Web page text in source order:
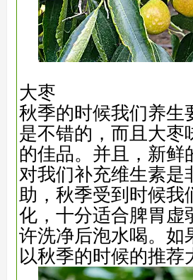
大枣
秋季的时候我们养生
是不错的，而且大枣
的佳品。并且，新鲜
对我们补充维生素是
助，秋季受到时候我
化，十分适合脾胃虚
许洗净后泡水喝。如
以秋季的时候的推荐